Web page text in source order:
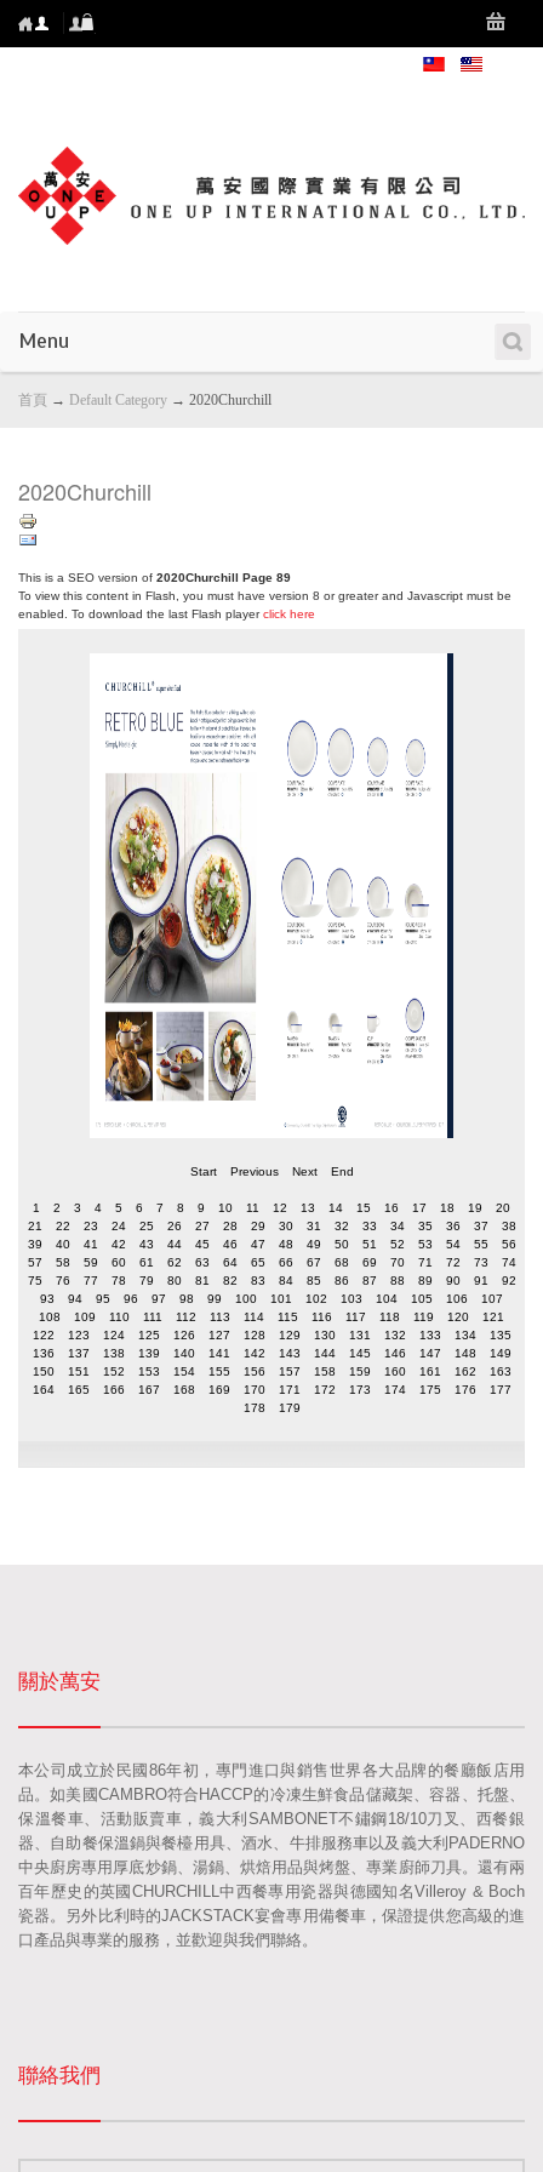
Menu
首頁 → Default Category → 2020Churchill
2020Churchill
This is a SEO version of 2020Churchill Page 89
To view this content in Flash, you must have version 8 or greater and Javascript must be
enabled. To download the last Flash playerclick here
Start Previous Next End
1 2 3 4 5 6 7 8 9 10 11 12 13 14 15 16 17 18 19
20
21
22 23 24 25 26 27 28 29 30 31 32 33 34 35 36 37
38
39
40 41 42 43 44 45 46 47 48 49 50 51 52 53 54 55
56
57
58 59 60 61 62 63 64 65 66 67 68 69 70 71 72 73
74
75
76 77 78 79 80 81 82 83 84 85 86 87 88 89 90 91
92
93
94 95 96 97 98 99 100 101 102 103 104 105 106
107
108
109 110 111 112 113 114 115 116 117 118 119 120
121
122
123 124 125 126 127 128 129 130 131 132 133 134
135
136
137 138 139 140 141 142 143 144 145 146 147 148
149
150
151 152 153 154 155 156 157 158 159 160 161 162
163
164
165 166 167 168 169 170 171 172 173 174 175 176
177
178
179
關於萬安
本公司成立於民國86年初，專門進口與銷售世界各大品牌的餐廳飯店用
品。如美國CAMBRO符合HACCP的冷凍生鮮食品儲藏架、容器、托盤、
保溫餐車、活動販賣車，義大利SAMBONET不鏽鋼18/10刀叉、西餐銀
器、自助餐保溫鍋與餐檯用具、酒水、牛排服務車以及義大利PADERNO
中央廚房專用厚底炒鍋、湯鍋、烘焙用品與烤盤、專業廚師刀具。還有兩
百年歷史的英國CHURCHILL中西餐專用瓷器與德國知名Villeroy & Boch
瓷器。另外比利時的JACKSTACK宴會專用備餐車，保證提供您高級的進
口產品與專業的服務，並歡迎與我們聯絡。
聯絡我們